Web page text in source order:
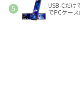
USB-Cだ
でPCケー